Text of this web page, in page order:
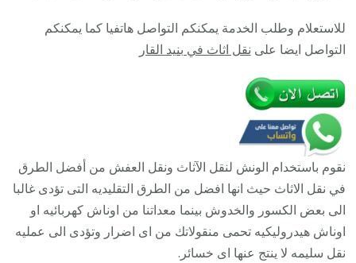
للاستعلام وطلب الخدمة يمكنكم التواصل هاتفيا كما يمكنكم
التواصل ايضا على نقل اثاث في بنيد القار
نقوم باستخدام الونش لنقل الآثاث ونقل العفش من أفضل الطرق
في نقل الاثاث حيث انها افضل من الطرق التقليديه التى تؤدى غالبا
الى بعض الكسور والخدوش بينما معداتنا من اوناش كهربائيه او
اوناش هيدروليكيه تحمى منقولاتك من اى اضرار وتؤدى الى عمليه
نقل سليمه لا ينتج عنها اى خسائر.